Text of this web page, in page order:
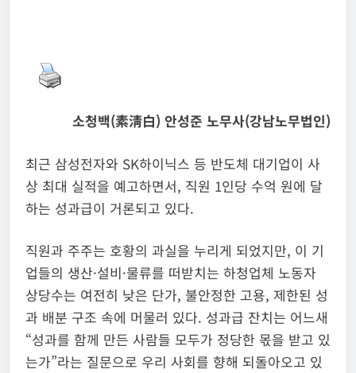
소청백(素淸白) 안성준 노무사(강남노무법인)
최근 삼성전자와 SK하이닉스 등 반도체 대기업이 사
상 최대 실적을 예고하면서, 직원 1인당 수억 원에 달
하는 성과급이 거론되고 있다.
직원과 주주는 호황의 과실을 누리게 되었지만, 이 기
업들의 생산·설비·물류를 떠받치는 하청업체 노동자
상당수는 여전히 낮은 단가, 불안정한 고용, 제한된 성
과 배분 구조 속에 머물러 있다. 성과급 잔치는 어느새
“성과를 함께 만든 사람들 모두가 정당한 몫을 받고 있
는가”라는 질문으로 우리 사회를 향해 되돌아오고 있